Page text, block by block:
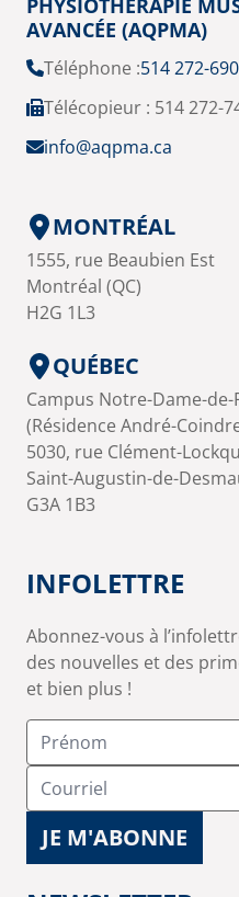
PHYSIOTHÉRAPIE
AVANCÉE (AQPMA)
Téléphone :514 272-
Télécopieur : 514 272-
info@aqpma.ca
MONTRÉAL
1555, rue Beaubien Est
Montréal (QC)
H2G 1L3
QUÉBEC
Campus Notre-Dame-de-
(Résidence André-
5030, rue Clément-
Saint-Augustin-de-
G3A 1B3
INFOLETTRE
Abonnez-vous à
des nouvelles et des
et bien plus !